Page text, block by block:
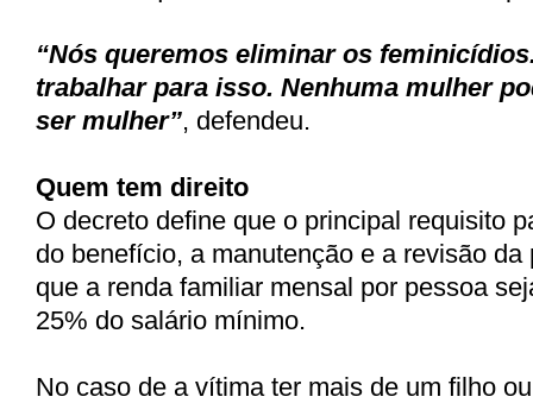
“Nós queremos eliminar os
trabalhar para isso. Nenhuma mulher
ser mulher”, defendeu.
Quem tem direito
O decreto define que o principal requisito
do benefício, a manutenção e a revisão da
que a renda familiar mensal por pessoa
25% do salário mínimo.
No caso de a vítima ter mais de um filho